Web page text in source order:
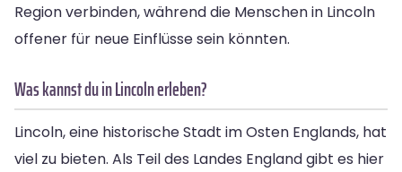
Region verbinden, während die Menschen in Lincoln
offener für neue Einflüsse sein könnten.
Was kannst du in Lincoln erleben?
Lincoln, eine historische Stadt im Osten Englands, hat
viel zu bieten. Als Teil des Landes England gibt es hier